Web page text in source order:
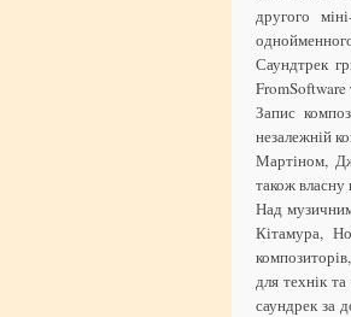
другого
Саундтрек
Запис
незалежній
Мартіном,
також
Над
Кітамура,
для технік
саундрек за